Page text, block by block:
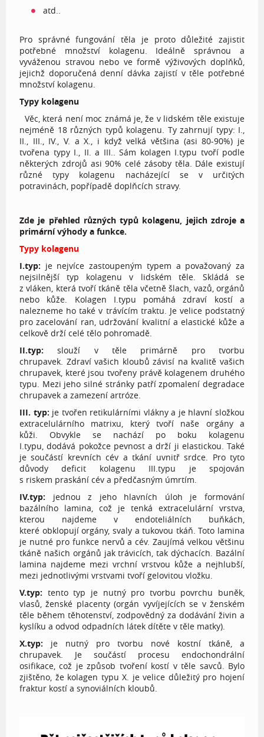
atd..
Pro správné fungování těla je proto důležité zajistit
potřebné množství kolagenu. Ideálně správnou a
vyváženou stravou nebo ve formě výživových doplňků,
jejichž doporučená denní dávka zajistí v těle potřebné
množství kolagenu.
Typy kolagenu
Věc, která není moc známá je, že v lidském těle existuje
nejméně 18 různých typů kolagenu. Ty zahrnují typy: I.,
II., III., IV., V. a X., i když velká většina (asi 80-90%) je
tvořena typy I., II. a III.. Sám kolagen I.typu tvoří podle
některých zdrojů asi 90% celé zásoby těla. Dále existují
různé typy kolagenu nacházející se v určitých
potravinách, popřípadě doplňcích stravy.
Zde je přehled různých typů kolagenu, jejich zdroje a
primární výhody a funkce.
Typy kolagenu
I.typ: je nejvíce zastoupeným typem a považovaný za
nejsilnější typ kolagenu v lidském těle. Skládá se
z vláken, která tvoří tkáně těla včetně šlach, vazů, orgánů
nebo kůže. Kolagen I.typu pomáhá zdraví kostí a
nalezneme ho také v trávícím traktu. Je velice podstatný
pro zacelování ran, udržování kvalitní a elastické kůže a
celkově drží celé tělo pohromadě.
II.typ: slouží v těle primárně pro tvorbu
chrupavek. Zdraví vašich kloubů závisí na kvalitě vašich
chrupavek, které jsou tvořeny právě kolagenem druhého
typu. Mezi jeho silné stránky patří zpomalení degradace
chrupavek a zamezení artróze.
III. typ: je tvořen retikulárními vlákny a je hlavní složkou
extracelulárního matrixu, který tvoří naše orgány a
kůži. Obvykle se nachází po boku kolagenu
I.typu, dodává pokožce pevnost a drží ji elastickou. Také
je součástí krevních cév a tkání uvnitř srdce. Pro tyto
důvody deficit kolagenu III.typu je spojován
s riskem praskání cév a předčasným úmrtím.
IV.typ: jednou z jeho hlavních úloh je formování
bazálního lamina, což je tenká extracelulární vrstva,
kterou najdeme v endoteliálních buňkách,
které obklopují orgány, svaly a tukovou tkáň. Toto lamina
je nutné pro funkce nervů a cév. Zaujímá velkou většinu
tkáně našich orgánů jak trávicích, tak dýchacích. Bazální
lamina najdeme mezi vrchní vrstvou kůže a nejhlubší,
mezi jednotlivými vrstvami tvoří gelovitou vložku.
V.typ: tento typ je nutný pro tvorbu povrchu buněk,
vlasů, ženské placenty (orgán vyvíjejících se v ženském
těle během těhotenství, zodpovědný za dodávání živin a
kyslíku a odvod odpadních látek dítěte v těle matky).
X.typ: je nutný pro tvorbu nové kostní tkáně, a
chrupavek. Je součástí procesu endochondrální
osifikace, což je způsob tvoření kostí v těle savců. Bylo
zjištěno, že kolagen typu X. je velice důležitý pro hojení
fraktur kostí a synoviálních kloubů.